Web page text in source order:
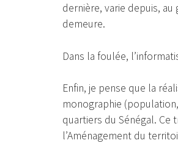
dernière, varie depuis,
demeure.
Dans la foulée,
Enfin, je pense que la
monographie
quartiers du Sénégal.
l’Aménagement du